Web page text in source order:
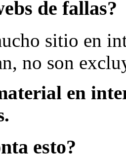
de fallas?
sitio en
no son
en
esto?